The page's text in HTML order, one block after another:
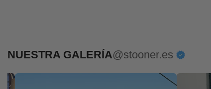
NUESTRA GALERÍA@stooner.es